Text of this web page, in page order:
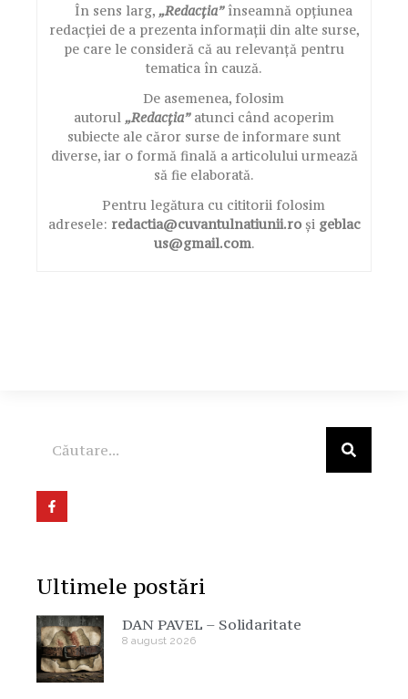
În sens larg, „Redacția”înseamnă opțiunea
redacției de a prezenta informații din alte surse,
pe care le consideră că au relevanță pentru
tematica în cauză.
De asemenea, folosim
autorul „Redacția”atunci când acoperim
subiecte ale căror surse de informare sunt
diverse, iar o formă finală a articolului urmează
să fie elaborată.
Pentru legătura cu cititorii folosim
adresele: redactia@cuvantulnatiunii.roși geblac
us@gmail.com.
Ultimele postări
DAN PAVEL – Solidaritate
8 august 2026